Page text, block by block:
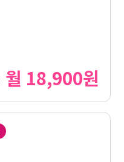
월 18,900원